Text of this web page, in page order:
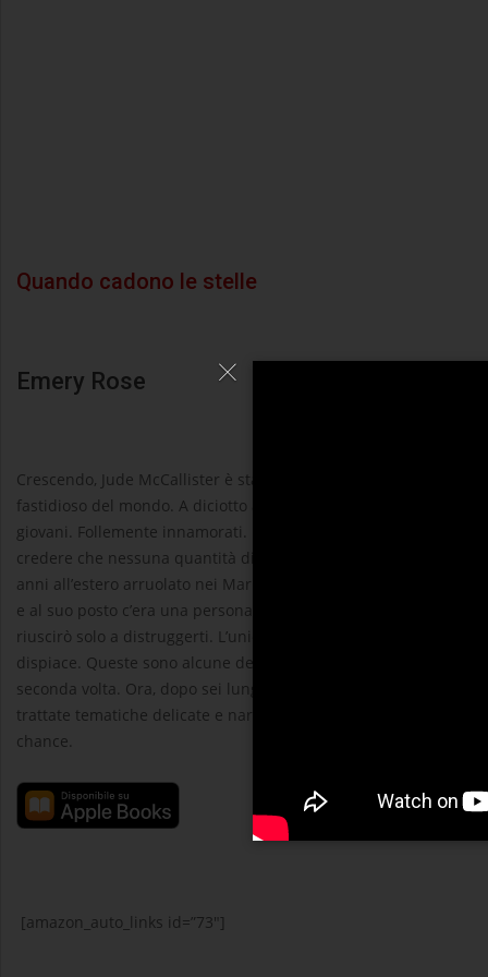
Quando cadono le stelle
Emery Rose
Crescendo, Jude McCallister è stato la rovina della mia
fastidioso del mondo. A diciotto anni, il ragazzo che amavo
giovani. Follemente innamorati. Invincibili. Abbastanza forti da
credere che nessuna quantità di tempo e nessuna distanza
anni all’estero arruolato nei Marine, avrebbe dovuto essere
e al suo posto c’era una persona che non riconoscevo. Ti ho
riuscirò solo a distruggerti. L’unica cosa che voglio è che tu sia
dispiace. Queste sono alcune delle parole che ho trovato scritte
seconda volta. Ora, dopo sei lunghi anni, è tornato. Ma il mio
trattate tematiche delicate e narrate situazioni che potrebbero
chance.
[amazon_auto_links id=”73″]